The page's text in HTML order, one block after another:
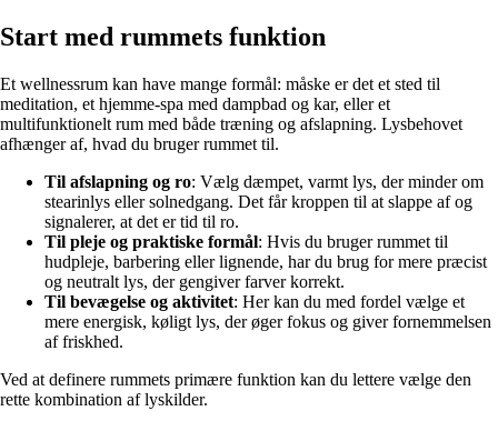
Start med rummets funktion
Et wellnessrum kan have mange formål: måske er det et sted til
meditation, et hjemme-spa med dampbad og kar, eller et
multifunktionelt rum med både træning og afslapning. Lysbehovet
afhænger af, hvad du bruger rummet til.
Til afslapning og ro: Vælg dæmpet, varmt lys, der minder om
stearinlys eller solnedgang. Det får kroppen til at slappe af og
signalerer, at det er tid til ro.
Til pleje og praktiske formål: Hvis du bruger rummet til
hudpleje, barbering eller lignende, har du brug for mere præcist
og neutralt lys, der gengiver farver korrekt.
Til bevægelse og aktivitet: Her kan du med fordel vælge et
mere energisk, køligt lys, der øger fokus og giver fornemmelsen
af friskhed.
Ved at definere rummets primære funktion kan du lettere vælge den
rette kombination af lyskilder.